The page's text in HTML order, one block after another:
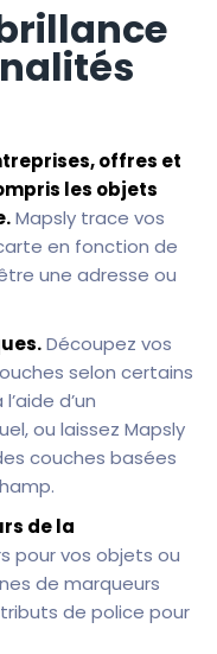
offres et
les objets
Mapsly trace vos
en fonction de
une adresse ou
Découpez vos
selon certains
d’un
ou laissez Mapsly
couches basées
de la
pour vos objets ou
de marqueurs
de police pour